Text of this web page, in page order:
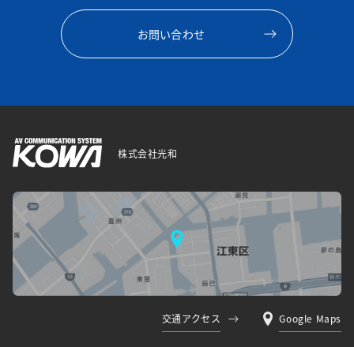
お問い合わせ
株式会社光和
交通アクセス Google Maps